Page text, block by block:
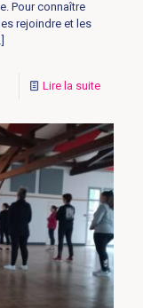
Pour connaître
rejoindre et les
Lire la suite